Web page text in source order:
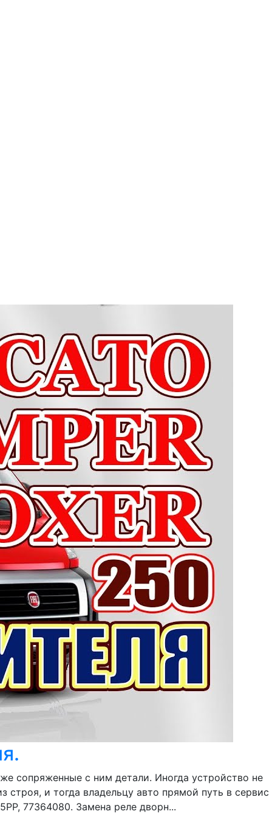
сопряженные с ним детали. Иногда устройство не
и тогда владельцу авто прямой путь в сервис
77364080. Замена реле дворн...